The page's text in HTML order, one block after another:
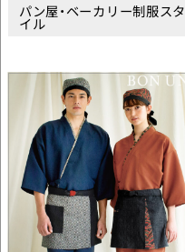
パン屋・ベーカリー制服スタ
イル